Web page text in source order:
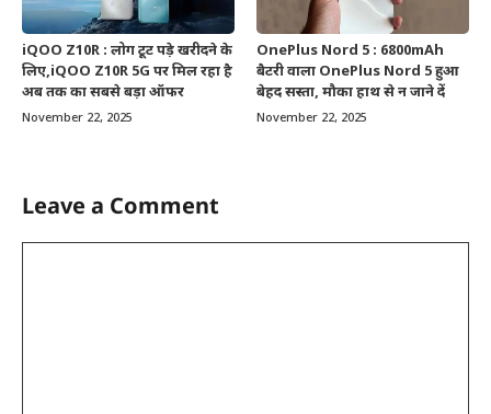
iQOO Z10R : लोग टूट पड़े खरीदने के
लिए,iQOO Z10R 5G पर मिल रहा है
अब तक का सबसे बड़ा ऑफर
November 22, 2025
OnePlus Nord 5 : 6800mAh
बैटरी वाला OnePlus Nord 5 हुआ
बेहद सस्ता, मौका हाथ से न जाने दें
November 22, 2025
Leave a Comment